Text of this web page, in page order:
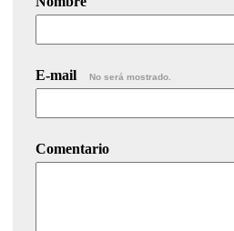
E-mail No será mostrado.
Comentario